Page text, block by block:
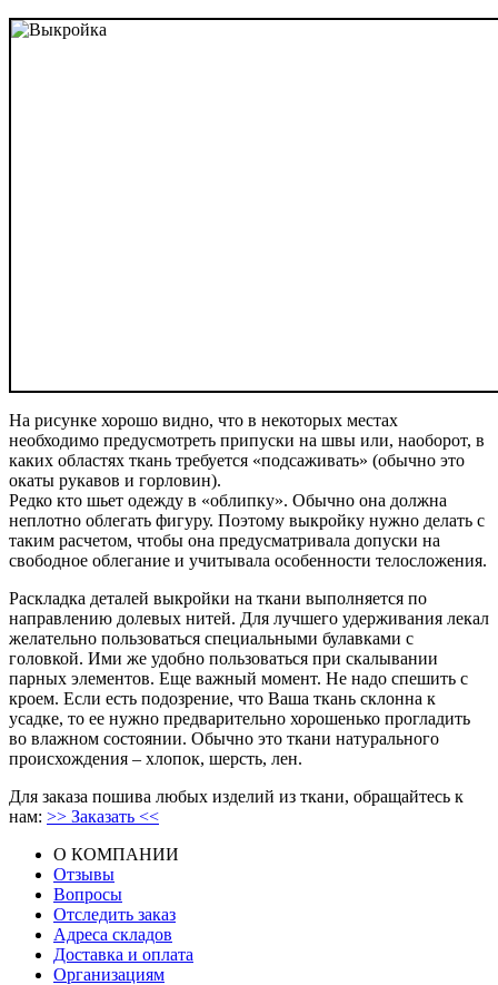
На рисунке хорошо видно, что в некоторых местах
необходимо предусмотреть припуски на швы или, наоборот, в
каких областях ткань требуется «подсаживать» (обычно это
окаты рукавов и горловин).
Редко кто шьет одежду в «облипку». Обычно она должна
неплотно облегать фигуру. Поэтому выкройку нужно делать с
таким расчетом, чтобы она предусматривала допуски на
свободное облегание и учитывала особенности телосложения.
Раскладка деталей выкройки на ткани выполняется по
направлению долевых нитей. Для лучшего удерживания лекал
желательно пользоваться специальными булавками с
головкой. Ими же удобно пользоваться при скалывании
парных элементов. Еще важный момент. Не надо спешить с
кроем. Если есть подозрение, что Ваша ткань склонна к
усадке, то ее нужно предварительно хорошенько прогладить
во влажном состоянии. Обычно это ткани натурального
происхождения – хлопок, шерсть, лен.
Для заказа пошива любых изделий из ткани, обращайтесь к
нам: >> Заказать <<
О КОМПАНИИ
Отзывы
Вопросы
Отследить заказ
Адреса складов
Доставка и оплата
Организациям